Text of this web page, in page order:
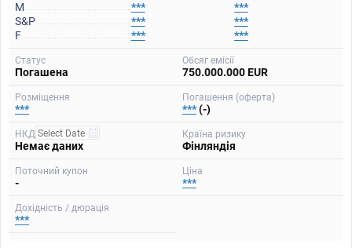
M ***
***
S&P
***
***
F
***
***
Статус
Погашена
Обсяг емісії
750.000.000 EUR
Розміщення
***
Погашення (оферта)
***(-)
НКД
Немає даних
Країна ризику
Фінляндія
Поточний купон
-
Ціна
***
Дохідність / дюрація
***